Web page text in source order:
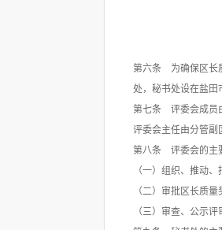
第六条 为确保区长
处，秘书处设在盐田
第七条 评委会成员
评委会主任由分管副
第八条 评委会的主
（一）组织、推动
（二）审批区长质
（三）审查、公示